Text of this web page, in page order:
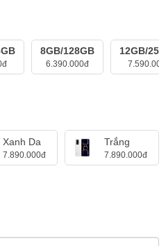
8GB/128GB
6.390.000đ
12GB/
Xanh Da
7.890.000đ
Trắng
7.890.000đ